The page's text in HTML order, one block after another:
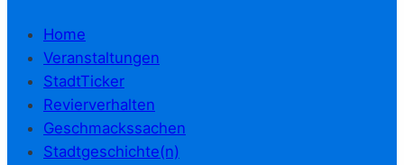
Home
Veranstaltungen
StadtTicker
Revierverhalten
Geschmackssachen
Stadtgeschichte(n)